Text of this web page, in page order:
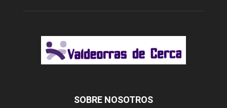
SOBRE NOSOTROS